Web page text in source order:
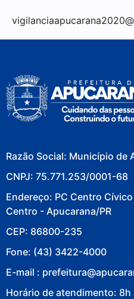
Razão Social: Município de
CNPJ: 75.771.253/0001-68
Endereço: PC Centro
Centro - Apucarana/PR
CEP: 86800-235
Fone: (43) 3422-4000
E-mail :
Horário de atendimento: 8h